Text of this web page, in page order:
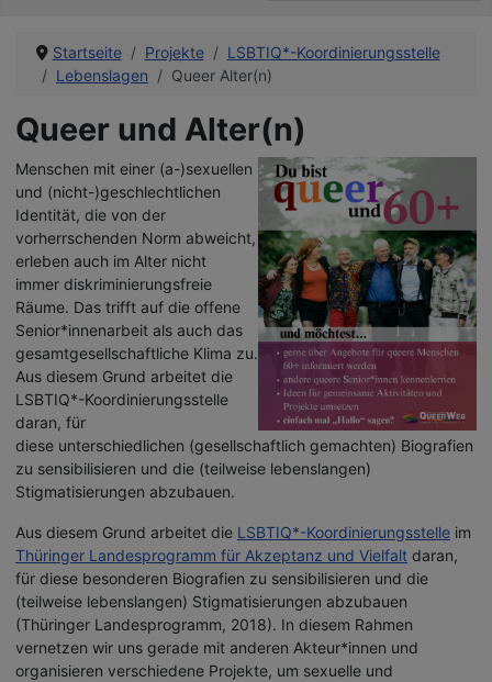
Startseite Projekte
LSBTIQ*-Koordinierungsstelle
Lebenslagen
Queer Alter(n)
Queer und Alter(n)
Menschen mit einer (a-)sexuellen
und (nicht-)geschlechtlichen
Identität, die von der
vorherrschenden Norm abweicht,
erleben auch im Alter nicht
immer diskriminierungsfreie
Räume. Das trifft auf die offene
Senior*innenarbeit als auch das
gesamtgesellschaftliche Klima zu.
Aus diesem Grund arbeitet die
LSBTIQ*-Koordinierungsstelle
daran, für
diese unterschiedlichen (gesellschaftlich gemachten) Biografien
zu sensibilisieren und die (teilweise lebenslangen)
Stigmatisierungen abzubauen.
Aus diesem Grund arbeitet die LSBTIQ*-Koordinierungsstelle im
Thüringer Landesprogramm für Akzeptanz und Vielfalt daran,
für diese besonderen Biografien zu sensibilisieren und die
(teilweise lebenslangen) Stigmatisierungen abzubauen
(Thüringer Landesprogramm, 2018). In diesem Rahmen
vernetzen wir uns gerade mit anderen Akteur*innen und
organisieren verschiedene Projekte, um sexuelle und